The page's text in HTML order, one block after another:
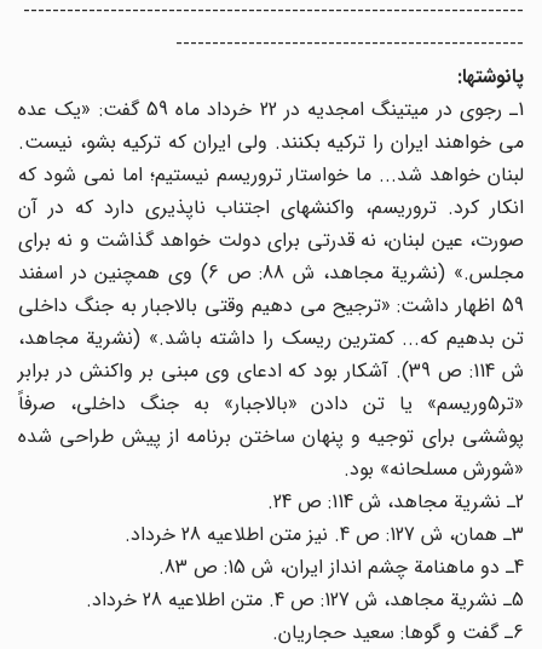
---------------------------------------------------------------------
------------------------------------------------
پانوشتها:
1ـ رجوی در میتینگ امجدیه در 22 خرداد ماه 59 گفت: «یک عده
می خواهند ایران را ترکیه بکنند. ولی ایران که ترکیه بشو، نیست.
لبنان خواهد شد... ما خواستار تروریسم نیستیم؛ اما نمی شود که
انکار کرد. تروریسم، واکنشهای اجتناب ناپذیری دارد که در آن
صورت، عین لبنان، نه قدرتی برای دولت خواهد گذاشت و نه برای
مجلس.» (نشریة مجاهد، ش 88: ص 6) وی همچنین در اسفند
59 اظهار داشت: «ترجیح می دهیم وقتی بالاجبار به جنگ داخلی
تن بدهیم که... کمترین ریسک را داشته باشد.» (نشریة مجاهد،
ش 114: ص 39). آشکار بود که ادعای وی مبنی بر واکنش در برابر
«تر5وریسم» یا تن دادن «بالاجبار» به جنگ داخلی، صرفاً
پوششی برای توجیه و پنهان ساختن برنامه از پیش طراحی شده
«شورش مسلحانه» بود.